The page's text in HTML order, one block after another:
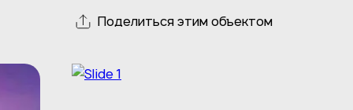
Поделиться этим объектом